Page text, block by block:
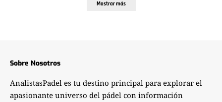
Mostrar más
Sobre Nosotros
AnalistasPadel es tu destino principal para explorar el
apasionante universo del pádel con información